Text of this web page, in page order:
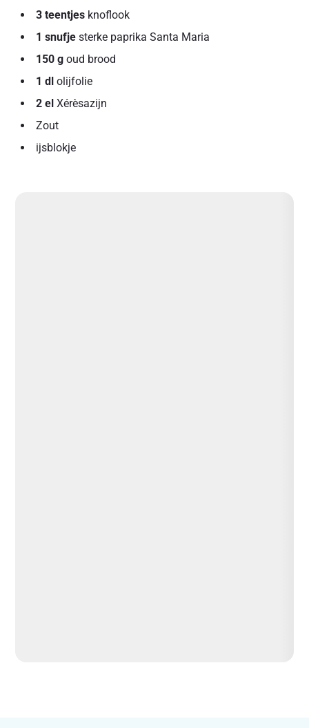
3 teentjes knoflook
1 snufje sterke paprika Santa Maria
150 g oud brood
1 dl olijfolie
2 el Xérèsazijn
Zout
ijsblokje